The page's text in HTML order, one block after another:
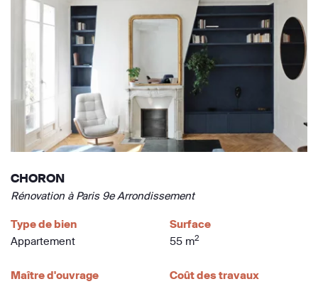
CHORON
Rénovation à Paris 9e Arrondissement
Type de bien
Appartement
Surface
55 m2
Maître d'ouvrage
Coût des travaux